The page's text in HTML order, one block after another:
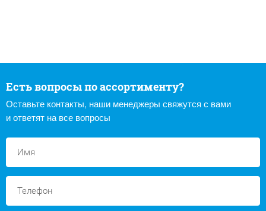
Есть вопросы по ассортименту?
Оставьте контакты, наши менеджеры свяжутся с вами
и ответят на все вопросы